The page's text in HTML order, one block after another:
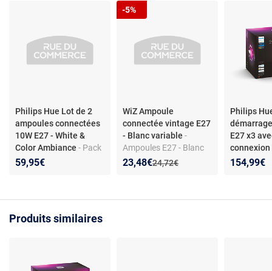
Philips Hue Lot de 2
ampoules connectées
10W E27 - White &
Color Ambiance - Pack
2x ampoules
Google Assistant
59,95€
WiZ Ampoule
connectée vintage E27
- Blanc variable-
Ampoules E27 - Blanc
réglable - 2000K à
Ancien prix :
24,72€
Nouveau prix :
23,48€
Réduction de :
-5%
Philips
E27 x3
connexion
& Color
154,99€
Produits similaires